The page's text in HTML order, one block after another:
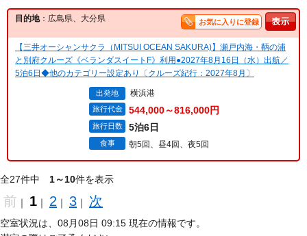
目的地：広島県、大分県 お気に入りに登録
【三井オーシャンサクラ（MITSUI OCEAN SAKURA)】瀬戸内海・鞆の浦
と別府クルーズ《ベランダスイートF》利用●2027年8月16日（水）出航／
5泊6日◆他のカテゴリー設定あり〔クルーズ紀行：2027年8月〕
出発地 横浜港
旅行代金 544,000～816,000円
旅行日数 5泊6日
食事 朝5回、昼4回、夜5回
全27件中 1～10件を表示
前 ｜ 1 ｜ 2 ｜ 3 ｜ 次
空室状況は、08月08日 09:15 現在の情報です。